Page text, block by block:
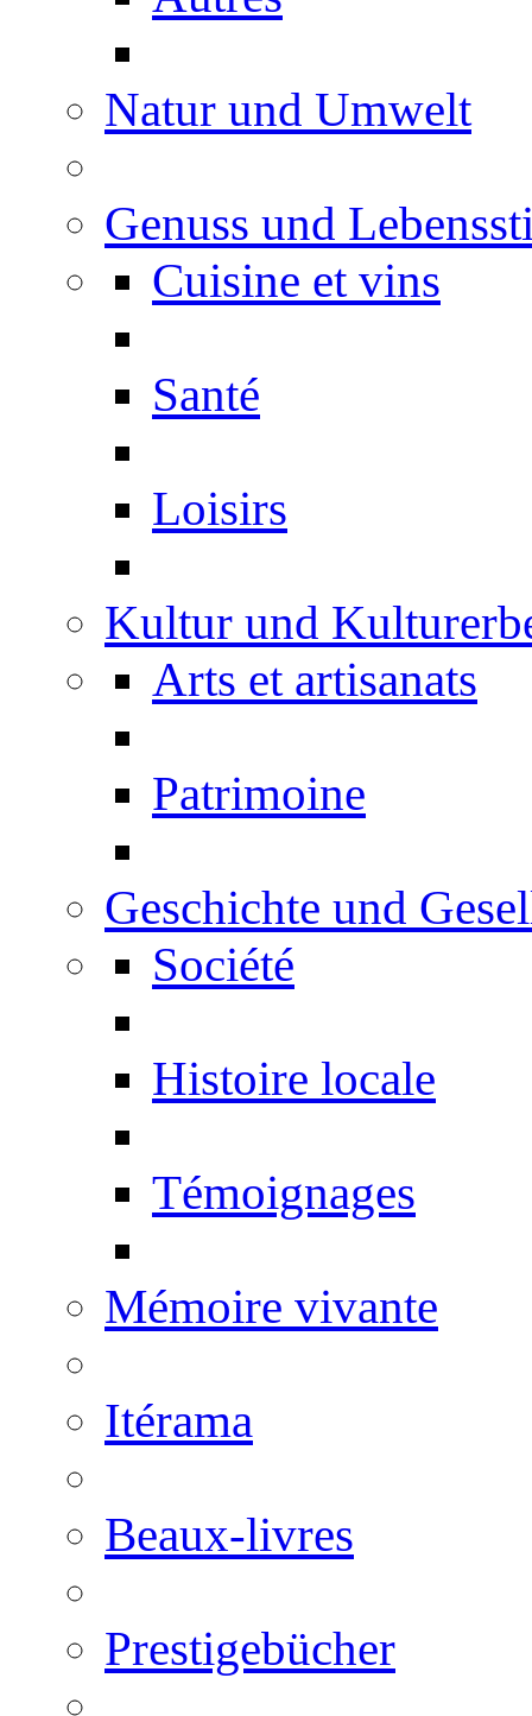
Natur und Umwelt
Genuss und
Cuisine et vins
Santé
Loisirs
Kultur und
Arts et artisanats
Patrimoine
Geschichte und
Société
Histoire locale
Témoignages
Mémoire vivante
Itérama
Beaux-livres
Prestigebücher